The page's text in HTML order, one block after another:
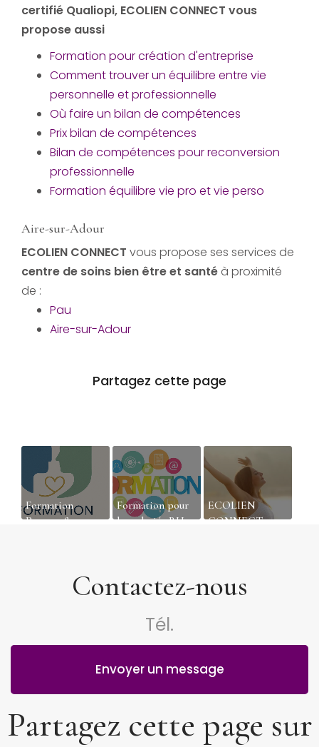
certifié Qualiopi, ECOLIEN CONNECT vous
propose aussi
Formation pour création d'entreprise
Comment trouver un équilibre entre vie
personnelle et professionnelle
Où faire un bilan de compétences
Prix bilan de compétences
Bilan de compétences pour reconversion
professionnelle
Formation équilibre vie pro et vie perso
Aire-sur-Adour
ECOLIEN CONNECT vous propose ses services de
centre de soins bien être et santé à proximité
de :
Pau
Aire-sur-Adour
Formation
Posture &
Formation pour
les salariés RH
ECOLIEN
CONNECT :
développement
professionnel
Contactez-nous
Tél.
Envoyer un message
Partagez cette page sur